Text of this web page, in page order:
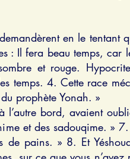
en le tentant
: Il fera beau temps, car
et rouge.
temps. 4. Cette race
prophète Yonah. »
l’autre bord, avaient
et des sadouqime. »
de pains. » 8. Et